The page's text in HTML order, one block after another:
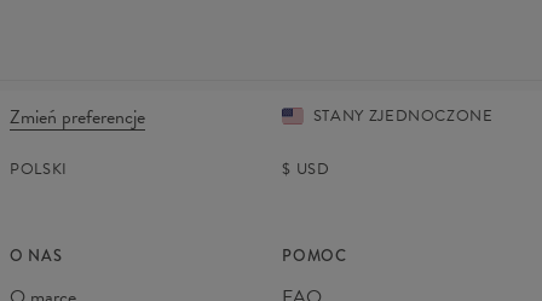
Zmień preferencje STANY ZJEDNOCZONE
POLSKI $ USD
O NAS POMOC